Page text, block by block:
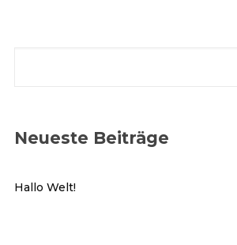
Neueste Beiträge
Hallo Welt!